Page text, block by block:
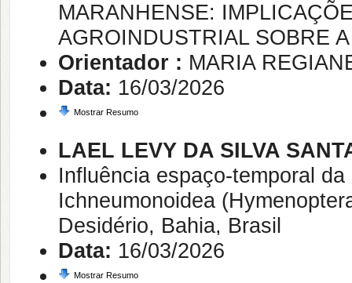
MARANHENSE:
AGROINDUSTRIAL SOBRE
Orientador : MARIA
Data: 16/03/2026
Mostrar Resumo
LAEL LEVY DA SILVA
Influência espaço-temporal
Ichneumonoidea
Desidério, Bahia, Brasil
Data: 16/03/2026
Mostrar Resumo